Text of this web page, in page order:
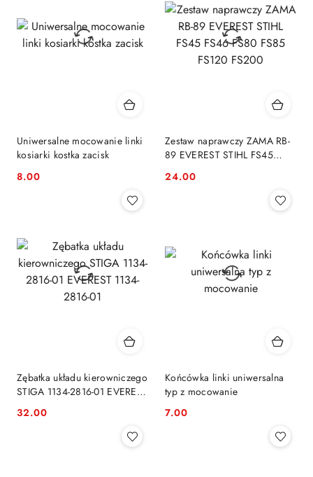
Uniwersalne mocowanie linki
kosiarki kostka zacisk
Cena:
8.00
Zestaw naprawczy ZAMA RB-
89 EVEREST STIHL FS45
FS200
Cena:
24.00
Zębatka układu kierowniczego
STIGA 1134-2816-01 EVEREST
Cena:
32.00
Końcówka linki uniwersalna
typ z mocowanie
Cena:
7.00